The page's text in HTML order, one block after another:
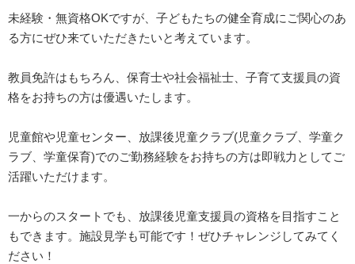
未経験・無資格OKですが、子どもたちの健全育成にご関心のあ
る方にぜひ来ていただきたいと考えています。
教員免許はもちろん、保育士や社会福祉士、子育て支援員の資
格をお持ちの方は優遇いたします。
児童館や児童センター、放課後児童クラブ(児童クラブ、学童ク
ラブ、学童保育)でのご勤務経験をお持ちの方は即戦力としてご
活躍いただけます。
一からのスタートでも、放課後児童支援員の資格を目指すこと
もできます。施設見学も可能です！ぜひチャレンジしてみてく
ださい！